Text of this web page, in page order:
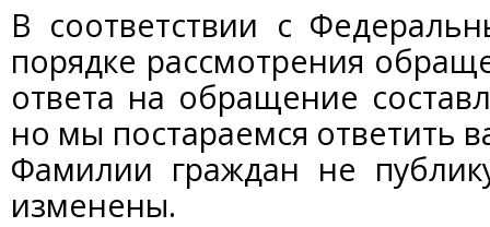
В соответствии с
порядке рассмотрения
ответа на обращение
но мы постараемся ответить
Фамилии граждан не
изменены.